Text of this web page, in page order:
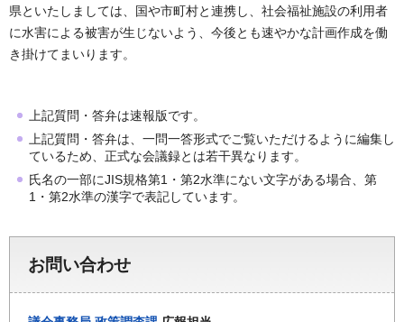
県といたしましては、国や市町村と連携し、社会福祉施設の利用者
に水害による被害が生じないよう、今後とも速やかな計画作成を働
き掛けてまいります。
上記質問・答弁は速報版です。
上記質問・答弁は、一問一答形式でご覧いただけるように編集し
ているため、正式な会議録とは若干異なります。
氏名の一部にJIS規格第1・第2水準にない文字がある場合、第
1・第2水準の漢字で表記しています。
お問い合わせ